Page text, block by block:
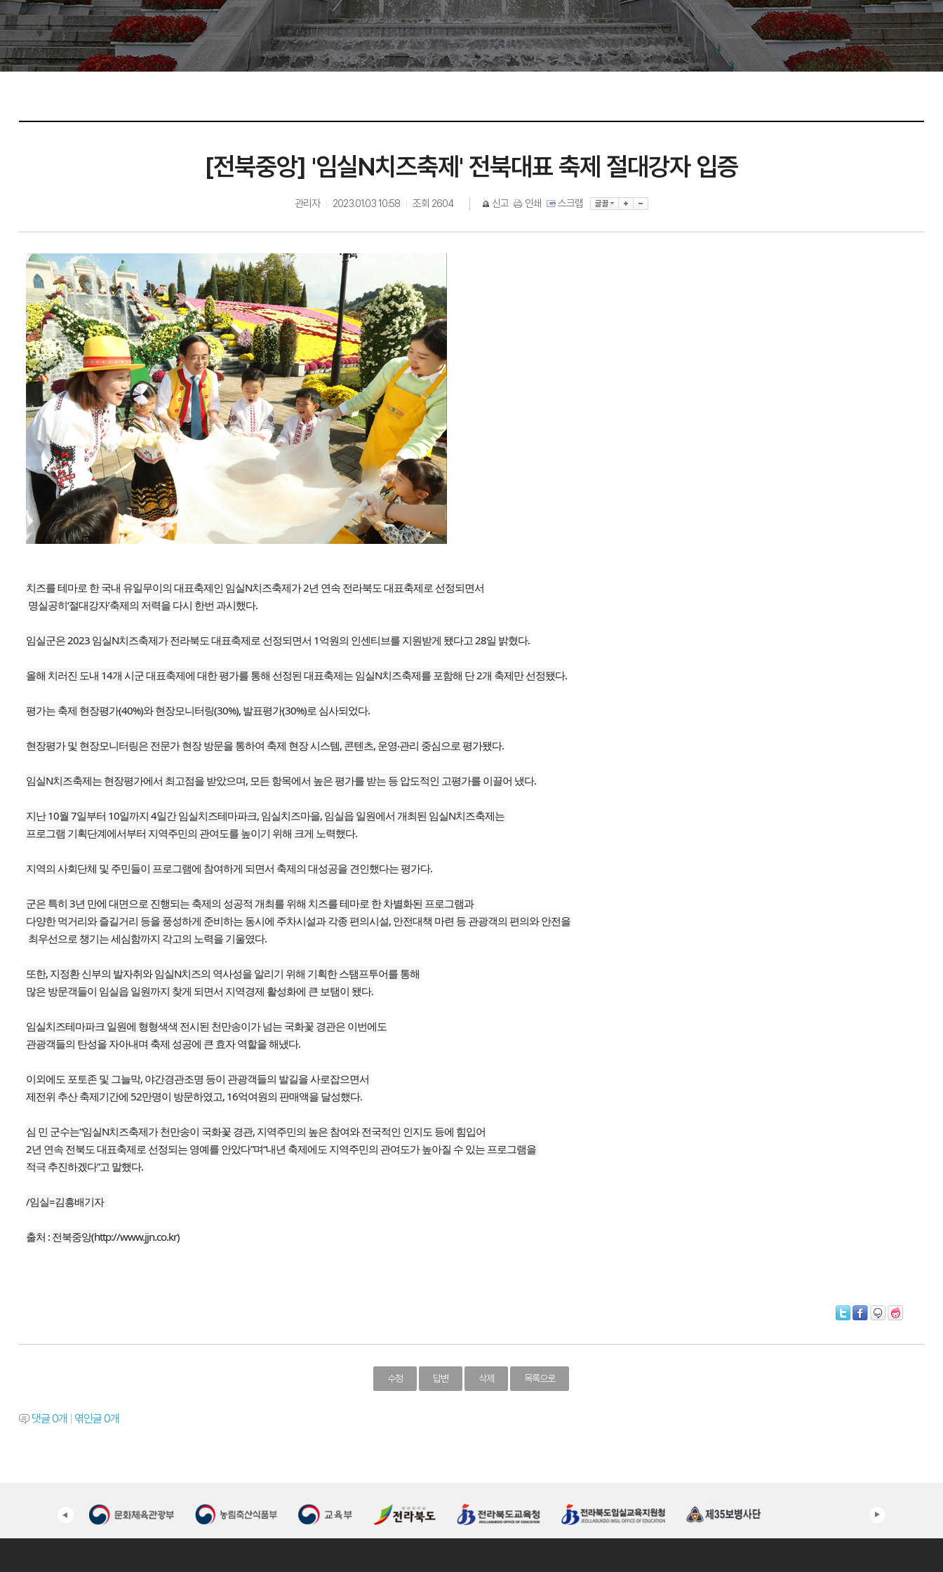
[전북중앙] '임실N치즈축제' 전북대표 축제 절대강자 입증
관리자 2023.01.03 10:58 조회 2604 신고 인쇄 스크랩
치즈를 테마로 한 국내 유일무이의 대표축제인 임실N치즈축제가 2년 연속 전라북도 대표축제로 선정되면서
명실공히‘절대강자’축제의 저력을 다시 한번 과시했다.
임실군은 2023 임실N치즈축제가 전라북도 대표축제로 선정되면서 1억원의 인센티브를 지원받게 됐다고 28일 밝혔다.
올해 치러진 도내 14개 시군 대표축제에 대한 평가를 통해 선정된 대표축제는 임실N치즈축제를 포함해 단 2개 축제만 선정됐다.
평가는 축제 현장평가(40%)와 현장모니터링(30%), 발표평가(30%)로 심사되었다.
현장평가 및 현장모니터링은 전문가 현장 방문을 통하여 축제 현장 시스템, 콘텐츠, 운영‧관리 중심으로 평가됐다.
임실N치즈축제는 현장평가에서 최고점을 받았으며, 모든 항목에서 높은 평가를 받는 등 압도적인 고평가를 이끌어 냈다.
지난 10월 7일부터 10일까지 4일간 임실치즈테마파크, 임실치즈마을, 임실읍 일원에서 개최된 임실N치즈축제는
프로그램 기획단계에서부터 지역주민의 관여도를 높이기 위해 크게 노력했다.
지역의 사회단체 및 주민들이 프로그램에 참여하게 되면서 축제의 대성공을 견인했다는 평가다.
군은 특히 3년 만에 대면으로 진행되는 축제의 성공적 개최를 위해 치즈를 테마로 한 차별화된 프로그램과
다양한 먹거리와 즐길거리 등을 풍성하게 준비하는 동시에 주차시설과 각종 편의시설, 안전대책 마련 등 관광객의 편의와 안전을
최우선으로 챙기는 세심함까지 각고의 노력을 기울였다.
또한, 지정환 신부의 발자취와 임실N치즈의 역사성을 알리기 위해 기획한 스탬프투어를 통해
많은 방문객들이 임실읍 일원까지 찾게 되면서 지역경제 활성화에 큰 보탬이 됐다.
임실치즈테마파크 일원에 형형색색 전시된 천만송이가 넘는 국화꽃 경관은 이번에도
관광객들의 탄성을 자아내며 축제 성공에 큰 효자 역할을 해냈다.
이외에도 포토존 및 그늘막, 야간경관조명 등이 관광객들의 발길을 사로잡으면서
제전위 추산 축제기간에 52만명이 방문하였고, 16억여원의 판매액을 달성했다.
심 민 군수는“임실N치즈축제가 천만송이 국화꽃 경관, 지역주민의 높은 참여와 전국적인 인지도 등에 힘입어
2년 연속 전북도 대표축제로 선정되는 영예를 안았다”며“내년 축제에도 지역주민의 관여도가 높아질 수 있는 프로그램을
적극 추진하겠다”고 말했다.
/임실=김흥배기자
출처 : 전북중앙(http://www.jjn.co.kr)
수정 답변 삭제 목록으로
댓글0개 엮인글0개